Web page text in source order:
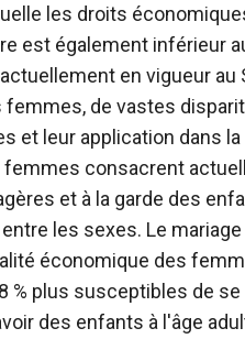
les droits
est également inférieur
en vigueur
femmes, de vastes
et leur application dans la
femmes consacrent
et à la garde des
les sexes. Le
économique des
% plus susceptibles de
des enfants à l'âge